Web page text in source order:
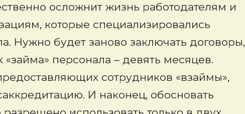
осложнит жизнь работодателям и
которые специализировались
Нужно будет заново заключать договоры,
персонала – девять месяцев.
сотрудников «взаймы»,
И наконец, обосновать